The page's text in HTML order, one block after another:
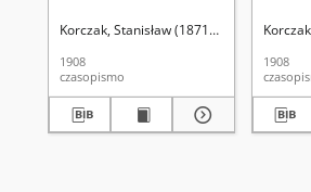
Korczak, Stanisław (1871-1945). Red.
1908
czasopismo
1908